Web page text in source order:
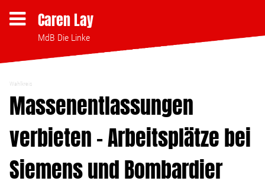
Caren Lay
MdB Die Linke
Themen
Bezahlbares Wohnen
Clubsterben stoppen
Wahlkreis
Massenentlassungen
verbieten – Arbeitsplätze bei
Siemens und Bombardier